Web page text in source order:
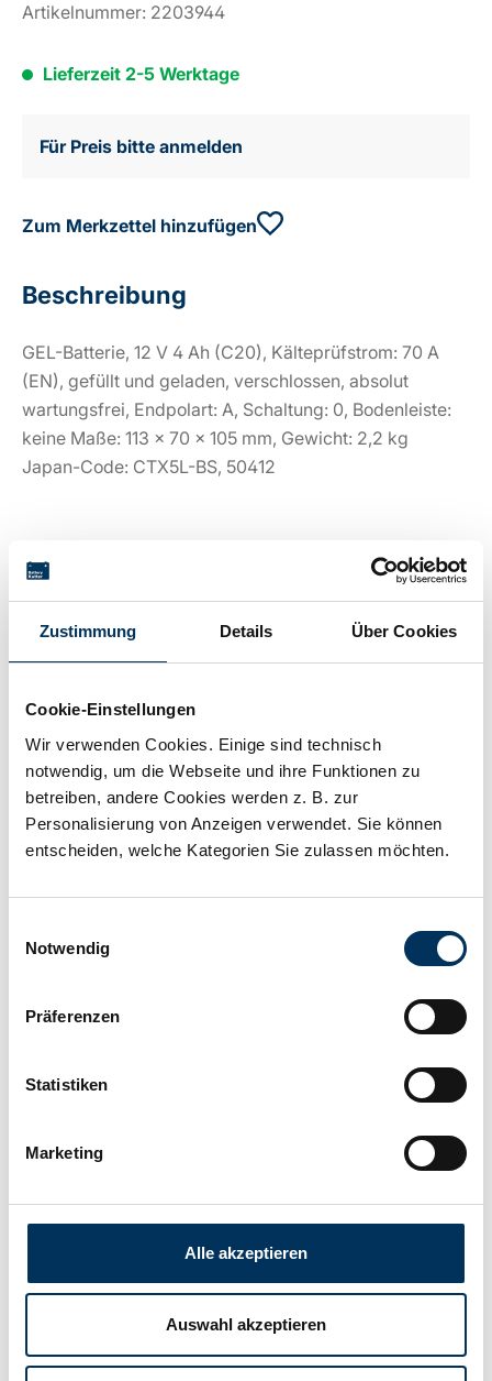
Zustimmung Details Über Cookies
Cookie-Einstellungen
Wir verwenden Cookies. Einige sind technisch
notwendig, um die Webseite und ihre Funktionen zu
betreiben, andere Cookies werden z. B. zur
Personalisierung von Anzeigen verwendet. Sie können
entscheiden, welche Kategorien Sie zulassen möchten.
Notwendig
Präferenzen
Statistiken
Marketing
Alle akzeptieren
Auswahl akzeptieren
Artikelnummer: 2203944
Lieferzeit 2-5 Werktage
Für Preis bitte anmelden
Zum Merkzettel hinzufügen
Beschreibung
GEL-Batterie, 12 V 4 Ah (C20), Kälteprüfstrom: 70 A
(EN), gefüllt und geladen, verschlossen, absolut
wartungsfrei, Endpolart: A, Schaltung: 0, Bodenleiste:
keine Maße: 113 x 70 x 105 mm, Gewicht: 2,2 kg
Japan-Code: CTX5L-BS, 50412
Technische Details
Kapazität: 4Ah
Technologie: Blei Gel
Länge:
Breite:
Höhe:
2,2kg